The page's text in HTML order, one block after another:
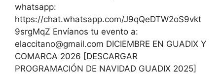
whatsapp:
https://chat.whatsapp.com/J9qQeDTW2oS9vkt
9srgMqZ Envíanos tu evento a:
elaccitano@gmail.com DICIEMBRE EN GUADIX Y
COMARCA 2026 [DESCARGAR
PROGRAMACIÓN DE NAVIDAD GUADIX 2025]